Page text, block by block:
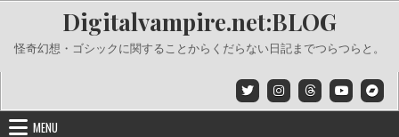
content
Digitalvampire.net:BLOG
怪奇幻想・ゴシックに関することからくだらない日記までつらつらと。
MENU